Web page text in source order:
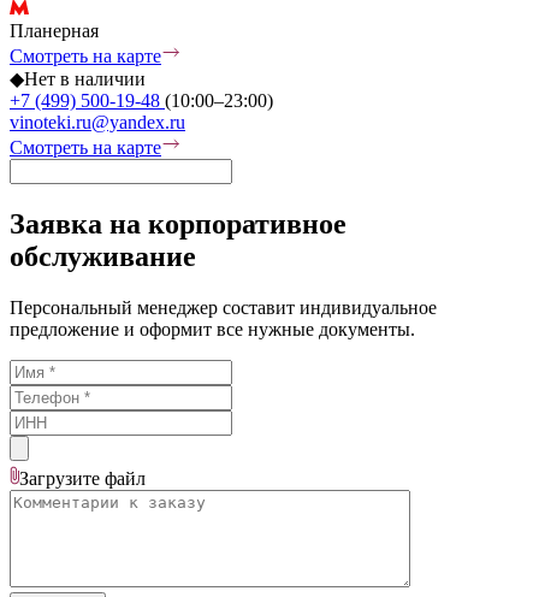
Планерная
Смотреть на карте
◆Нет в наличии
+7 (499) 500-19-48 (10:00–23:00)
vinoteki.ru@yandex.ru
Смотреть на карте
Заявка на корпоративное
обслуживание
Персональный менеджер составит индивидуальное
предложение и оформит все нужные документы.
Загрузите файл